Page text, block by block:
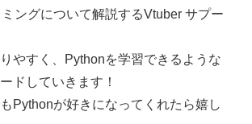
ングについて解説するVtuber サプー
やすく、Pythonを学習できるような
ドしていきます！
Pythonが好きになってくれたら嬉し